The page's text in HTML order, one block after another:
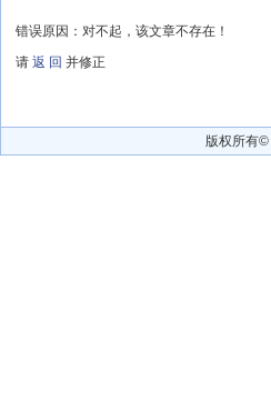
错误原因：对不起，该文章不存在！
请 返 回 并修正
版权所有©